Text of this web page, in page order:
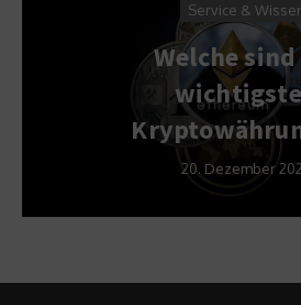
Service & Wissen
Welche sind
wichtigsten
20. Dezember 2023